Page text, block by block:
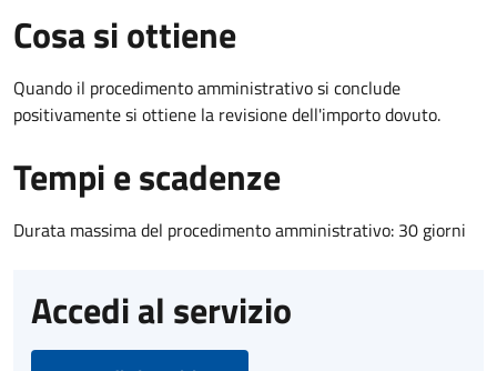
Cosa si ottiene
Quando il procedimento amministrativo si conclude
positivamente si ottiene la revisione dell'importo dovuto.
Tempi e scadenze
Durata massima del procedimento amministrativo: 30 giorni
Accedi al servizio